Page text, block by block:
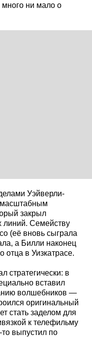
много ни мало о
Уэйверли-
закрыл
линий. Семейству
(её вновь сыграла
а Билли наконец
отца в Уизкатрасе.
стратегически: в
вставил
волшебников —
оригинальный
стать заделом для
к телефильму
то выпустил по